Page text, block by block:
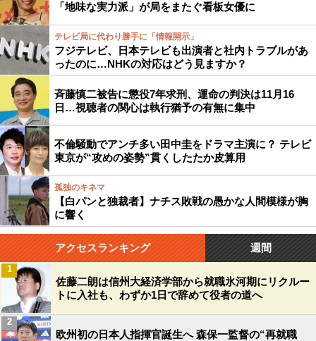
「地味な実力派」が局をまたぐ看板女優に
テレビ局に代わり勝手に「情報開示」
フジテレビ、日本テレビも出演者と社内トラブルがあ
ったのに…NHKの対応はどう見ますか？
斉藤慎二被告に懲役7年求刑、運命の判決は11月16
日…視聴者の関心は執行猶予の有無に集中
不倫騒動でアンチ多い田中圭をドラマ主演に？ テレビ
東京が“攻めの姿勢”貫くしたたか皮算用
孤独のキネマ
【白パンと独裁者】ナチス敗戦の愚かな人間模様が胸
に響く
アクセスランキング 週間
佐藤二朗は信州大経済学部から就職氷河期にリクルー
トに入社も、わずか1日で辞めて役者の道へ
1
欧州初の日本人指揮官誕生へ 森保一監督の“再就職
2